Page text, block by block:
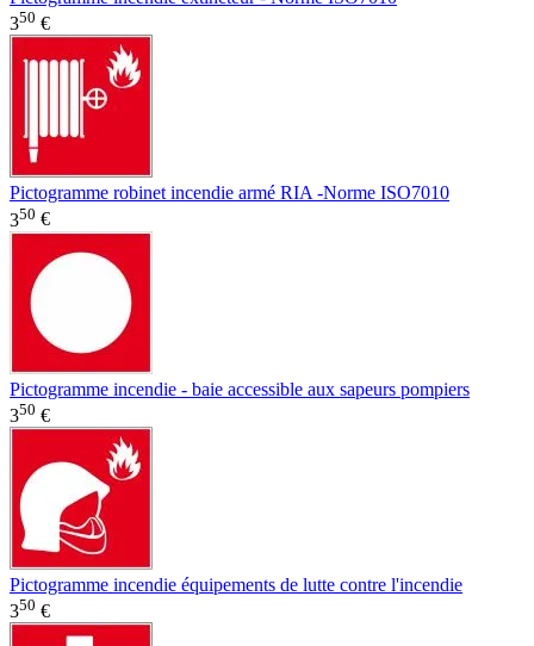
350 €
Pictogramme robinet incendie armé RIA -Norme ISO7010
350 €
Pictogramme incendie - baie accessible aux sapeurs pompiers
350 €
Pictogramme incendie équipements de lutte contre l'incendie
350 €